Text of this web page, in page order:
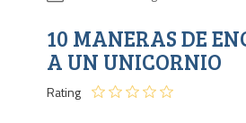
10 MANERAS DE
A UN UNICORNIO
Rating